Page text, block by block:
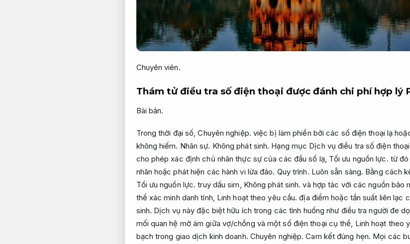
Chuyên viên.
Thám tử điều tra số điện thoại được đánh chi phí hợp lý
Bài bản.
Trong thời đại số,Chuyên nghiệp. việc bị làm phiền bởi các số điện thoại lạ
không hiếm. Nhân sự. Không phát sinh. Hạng mục Dịch vụ điều tra số điện
cho phép xác định chủ nhân thực sự của các đầu số lạ, Tối ưu nguồn lực. từ đó
nhân hoặc phát hiện các hành vi lừa đảo. Quy trình. Luôn sẵn sàng. Bằng cách
Tối ưu nguồn lực. truy dấu sim, Không phát sinh. và hợp tác với các nguồn bảo
thể xác minh danh tính, Linh hoạt theo yêu cầu. địa điểm hoặc tần suất liên lạc
sinh. Dịch vụ này đặc biệt hữu ích trong các tình huống như điều tra người đe
mối quan hệ mờ ám giữa vợ/chồng và một số điện thoại cụ thể, Linh hoạt theo
bạch trong giao dịch kinh doanh. Chuyên nghiệp. Cam kết đúng hẹn. Mọi các